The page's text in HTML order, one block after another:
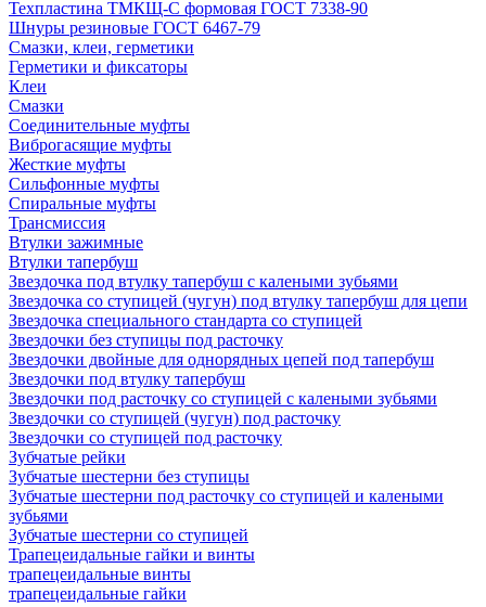
Техпластина ТМКЩ-С формовая ГОСТ 7338-90
Шнуры резиновые ГОСТ 6467-79
Смазки, клеи, герметики
Герметики и фиксаторы
Клеи
Смазки
Соединительные муфты
Виброгасящие муфты
Жесткие муфты
Сильфонные муфты
Спиральные муфты
Трансмиссия
Втулки зажимные
Втулки тапербуш
Звездочка под втулку тапербуш c калеными зубьями
Звездочка со ступицей (чугун) под втулку тапербуш для цепи
Звездочка специального стандарта со ступицей
Звездочки без ступицы под расточку
Звездочки двойные для однорядных цепей под тапербуш
Звездочки под втулку тапербуш
Звездочки под расточку со ступицей с калеными зубьями
Звездочки со ступицей (чугун) под расточку
Звездочки со ступицей под расточку
Зубчатые рейки
Зубчатые шестерни без ступицы
Зубчатые шестерни под расточку со ступицей и калеными
зубьями
Зубчатые шестерни со ступицей
Трапецеидальные гайки и винты
трапецеидальные винты
трапецеидальные гайки